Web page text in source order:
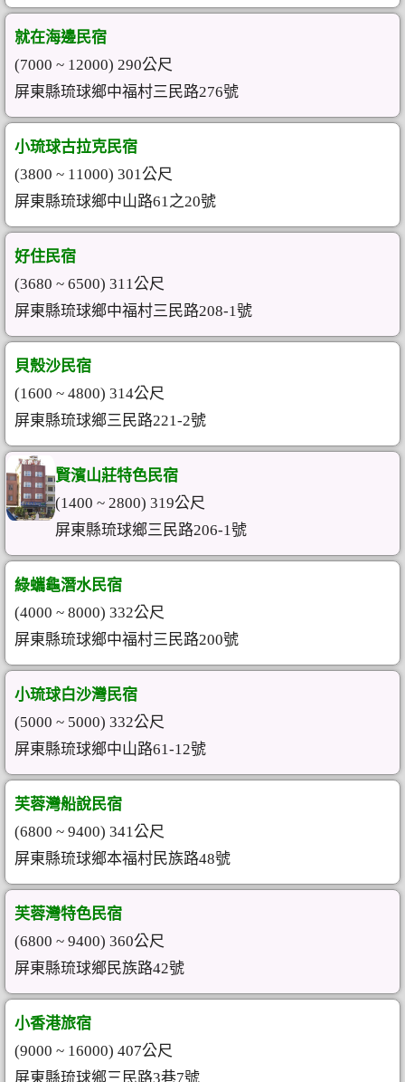
就在海邊民宿
(7000 ~ 12000) 290公尺
屏東縣琉球鄉中福村三民路276號
小琉球古拉克民宿
(3800 ~ 11000) 301公尺
屏東縣琉球鄉中山路61之20號
好住民宿
(3680 ~ 6500) 311公尺
屏東縣琉球鄉中福村三民路208-1號
貝殼沙民宿
(1600 ~ 4800) 314公尺
屏東縣琉球鄉三民路221-2號
賢濱山莊特色民宿
(1400 ~ 2800) 319公尺
屏東縣琉球鄉三民路206-1號
綠蠵龜潛水民宿
(4000 ~ 8000) 332公尺
屏東縣琉球鄉中福村三民路200號
小琉球白沙灣民宿
(5000 ~ 5000) 332公尺
屏東縣琉球鄉中山路61-12號
芙蓉灣船說民宿
(6800 ~ 9400) 341公尺
屏東縣琉球鄉本福村民族路48號
芙蓉灣特色民宿
(6800 ~ 9400) 360公尺
屏東縣琉球鄉民族路42號
小香港旅宿
(9000 ~ 16000) 407公尺
屏東縣琉球鄉三民路3巷7號